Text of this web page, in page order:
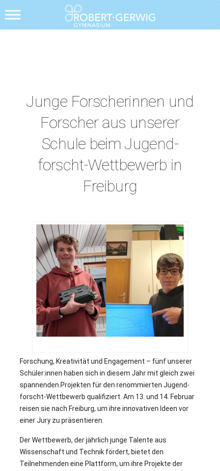
Junge Forscherinnen und
Forscher aus unserer
Schule beim Jugend-
forscht-Wettbewerb in
Freiburg
Forschung, Kreativität und Engagement – fünf unserer
Schüler:innen haben sich in diesem Jahr mit gleich zwei
spannenden Projekten für den renommierten Jugend-
forscht-Wettbewerb qualifiziert. Am 13. und 14. Februar
reisen sie nach Freiburg, um ihre innovativen Ideen vor
einer Jury zu präsentieren.
Der Wettbewerb, der jährlich junge Talente aus
Wissenschaft und Technik fördert, bietet den
Teilnehmenden eine Plattform, um ihre Projekte der